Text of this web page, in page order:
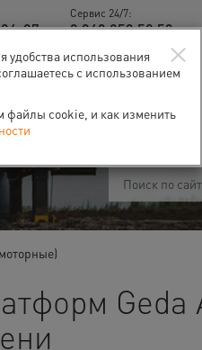
87
Сервис 24/7:
8 343 253 52 53
Geda
×
удобства использования
с использованием
файлы cookie, и как изменить